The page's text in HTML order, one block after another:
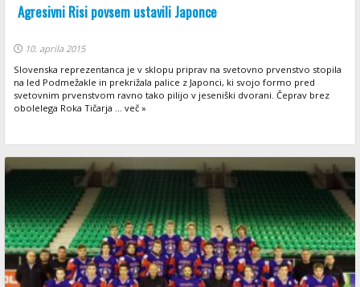
Agresivni Risi povsem ustavili Japonce
10. aprila 2015
Slovenska reprezentanca je v sklopu priprav na svetovno prvenstvo stopila
na led Podmežakle in prekrižala palice z Japonci, ki svojo formo pred
svetovnim prvenstvom ravno tako pilijo v jeseniški dvorani. Čeprav brez
obolelega Roka Tičarja ... več »